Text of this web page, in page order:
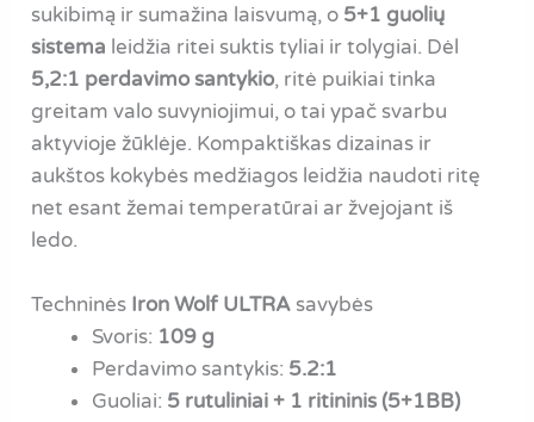
sukibimą ir sumažina laisvumą, o 5+1 guolių
sistema leidžia ritei suktis tyliai ir tolygiai. Dėl
5,2:1 perdavimo santykio, ritė puikiai tinka
greitam valo suvyniojimui, o tai ypač svarbu
aktyvioje žūklėje. Kompaktiškas dizainas ir
aukštos kokybės medžiagos leidžia naudoti ritę
net esant žemai temperatūrai ar žvejojant iš
ledo.
Techninės Iron Wolf ULTRA savybės
Svoris: 109 g
Perdavimo santykis: 5.2:1
Guoliai: 5 rutuliniai + 1 ritininis (5+1BB)